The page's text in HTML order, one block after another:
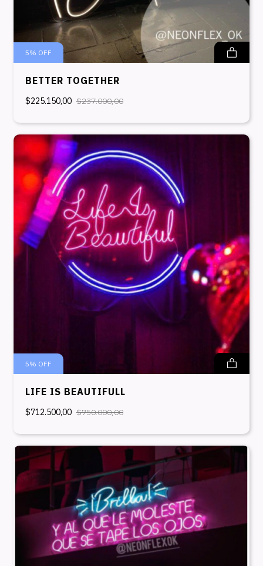
5% OFF
BETTER TOGETHER
$225.150,00 $237.000,00
5% OFF
LIFE IS BEAUTIFULL
$712.500,00 $750.000,00